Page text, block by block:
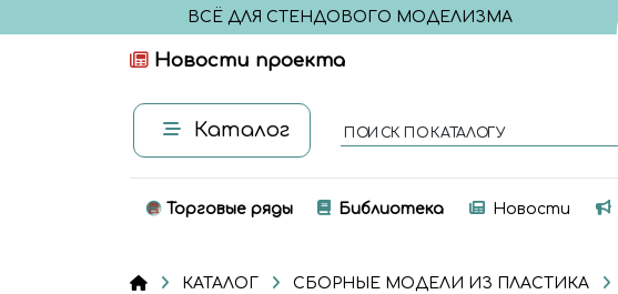
ВСЁ ДЛЯ СТЕНДОВОГО МОДЕЛИЗМА
Новости проекта
Каталог ПОИСК ПО КАТАЛОГУ
Торговые ряды Библиотека Новости
КАТАЛОГ СБОРНЫЕ МОДЕЛИ ИЗ ПЛАСТИКА